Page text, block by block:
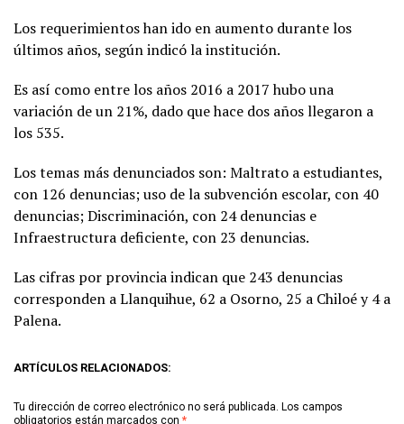
Los requerimientos han ido en aumento durante los
últimos años, según indicó la institución.
Es así como entre los años 2016 a 2017 hubo una
variación de un 21%, dado que hace dos años llegaron a
los 535.
Los temas más denunciados son: Maltrato a estudiantes,
con 126 denuncias; uso de la subvención escolar, con 40
denuncias; Discriminación, con 24 denuncias e
Infraestructura deficiente, con 23 denuncias.
Las cifras por provincia indican que 243 denuncias
corresponden a Llanquihue, 62 a Osorno, 25 a Chiloé y 4 a
Palena.
ARTÍCULOS RELACIONADOS:
Tu dirección de correo electrónico no será publicada. Los campos
obligatorios están marcados con *